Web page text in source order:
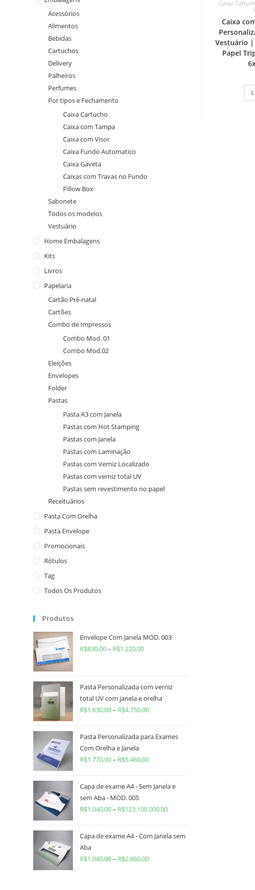
Caixa
Caixa
Vestuário |
Papel
Acessórios
Alimentos
Bebidas
Cartuchos
Delivery
Palheiros
Perfumes
Por tipos e Fechamento
Caixa Cartucho
Caixa com Tampa
Caixa com Visor
Caixa Fundo Automatico
Caixa Gaveta
Caixas com Travas no Fundo
Pillow Box
Sabonete
Todos os modelos
Vestuário
Home Embalagens
Kits
Livros
Papelaria
Cartão Pré-natal
Cartões
Combo de Impressos
Combo Mod. 01
Combo Mod.02
Eleições
Envelopes
Folder
Pastas
Pasta A3 com Janela
Pastas com Hot Stamping
Pastas com Janela
Pastas com Laminação
Pastas com Verniz Localizado
Pastas com verniz total UV
Pastas sem revestimento no papel
Receituários
Pasta Com Orelha
Pasta Envelope
Promocionais
Rótulos
Tag
Todos Os Produtos
Produtos
Envelope Com Janela MOD. 003
R$830,00– R$1.220,00
Pasta Personalizada com verniz
total UV com janela e orelha
R$1.630,00– R$4.750,00
Pasta Personalizada para Exames
Com Orelha e Janela
R$1.770,00– R$5.460,00
Capa de exame A4 - Sem Janela e
sem Aba - MOD. 005
R$1.040,00– R$123.108.000,00
Capa de exame A4 - Com Janela sem
Aba
R$1.040,00– R$2.860,00